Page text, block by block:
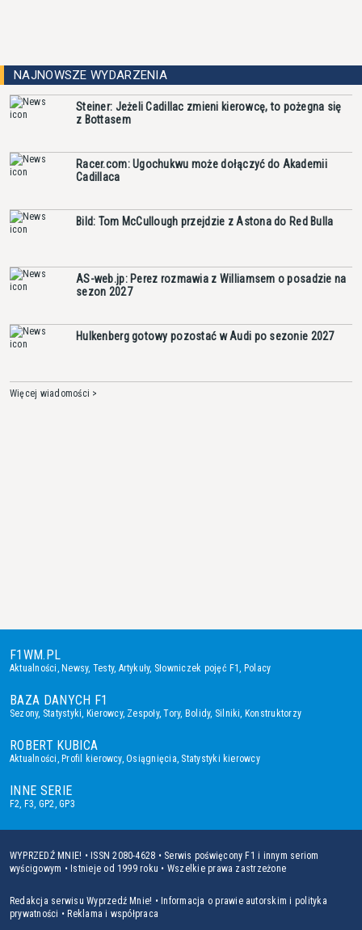
NAJNOWSZE WYDARZENIA
Steiner: Jeżeli Cadillac zmieni kierowcę, to pożegna się
z Bottasem
Racer.com: Ugochukwu może dołączyć do Akademii
Cadillaca
Bild: Tom McCullough przejdzie z Astona do Red Bulla
AS-web.jp: Perez rozmawia z Williamsem o posadzie na
sezon 2027
Hulkenberg gotowy pozostać w Audi po sezonie 2027
Więcej wiadomości >
F1WM.PL
Aktualności, Newsy, Testy, Artykuły, Słowniczek pojęć F1, Polacy
BAZA DANYCH F1
Sezony, Statystyki, Kierowcy, Zespoły,Tory, Bolidy, Silniki, Konstruktorzy
ROBERT KUBICA
Aktualności, Profil kierowcy,Osiągnięcia, Statystyki kierowcy
INNE SERIE
F2, F3, GP2,GP3
WYPRZEDŹ MNIE! • ISSN 2080-4628 • Serwis poświęcony F1 i innym seriom
wyścigowym • Istnieje od 1999 roku • Wszelkie prawa zastrzeżone
Redakcja serwisu Wyprzedź Mnie! • Informacja o prawie autorskim i polityka
prywatności • Reklama i współpraca